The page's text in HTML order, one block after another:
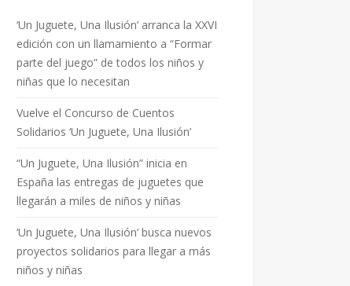
‘Un Juguete, Una Ilusión’ arranca la XXVI
edición con un llamamiento a “Formar
parte del juego” de todos los niños y
niñas que lo necesitan
Vuelve el Concurso de Cuentos
Solidarios ‘Un Juguete, Una Ilusión’
“Un Juguete, Una Ilusión” inicia en
España las entregas de juguetes que
llegarán a miles de niños y niñas
‘Un Juguete, Una Ilusión’ busca nuevos
proyectos solidarios para llegar a más
niños y niñas